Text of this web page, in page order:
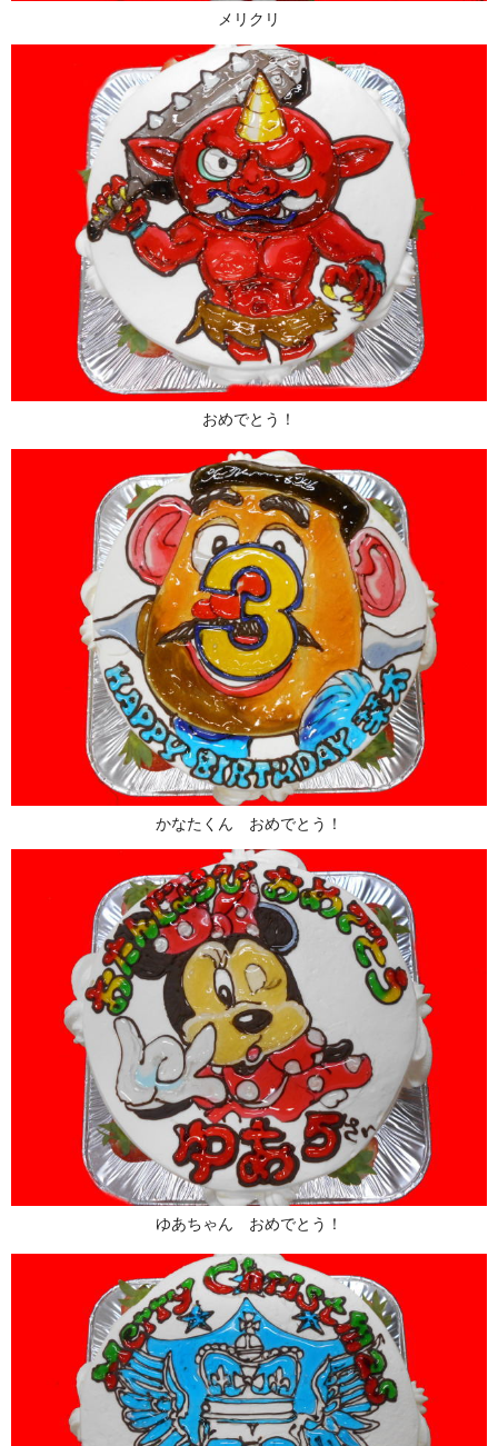
メリクリ
おめでとう！
かなたくん おめでとう！
ゆあちゃん おめでとう！